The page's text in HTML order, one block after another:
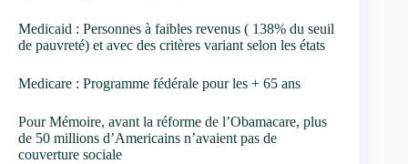
Medicaid : Personnes à faibles revenus ( 138% du seuil
de pauvreté) et avec des critères variant selon les états
Medicare : Programme fédérale pour les + 65 ans
Pour Mémoire, avant la réforme de l’Obamacare, plus
de 50 millions d’Americains n’avaient pas de
couverture sociale